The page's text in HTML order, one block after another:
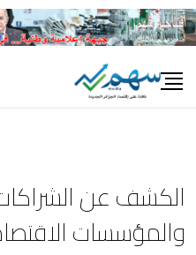
Skip
to
الكشف عن الشراكات
والمؤسسات